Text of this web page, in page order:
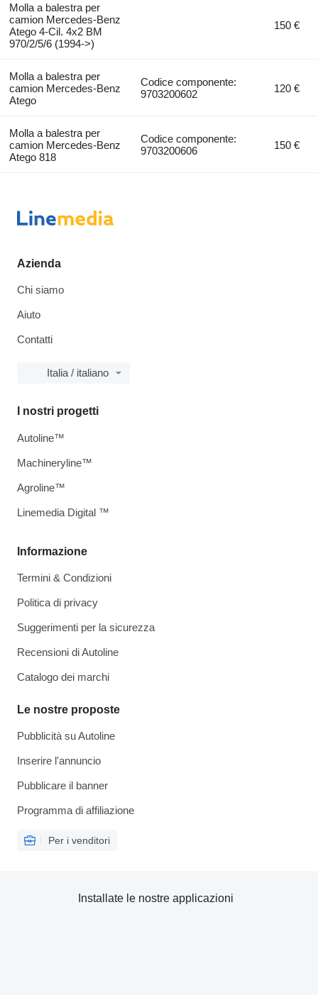
Molla a balestra per
camion Mercedes-Benz
Atego 4-Cil. 4x2 BM
970/2/5/6 (1994->)
150 €
Molla a balestra per
camion Mercedes-Benz
Atego
Codice componente:
9703200602
120 €
Molla a balestra per
camion Mercedes-Benz
Atego 818
Codice componente:
9703200606
150 €
Azienda
Chi siamo
Aiuto
Contatti
Italia / italiano
Informazione
Termini & Condizioni
Politica di privacy
Suggerimenti per la sicurezza
Recensioni di Autoline
Catalogo dei marchi
Le nostre proposte
Pubblicità su Autoline
Inserire l'annuncio
Pubblicare il banner
Programma di affiliazione
Per i venditori
I nostri progetti
Autoline™
Machineryline™
Agroline™
Linemedia Digital ™
Installate le nostre applicazioni